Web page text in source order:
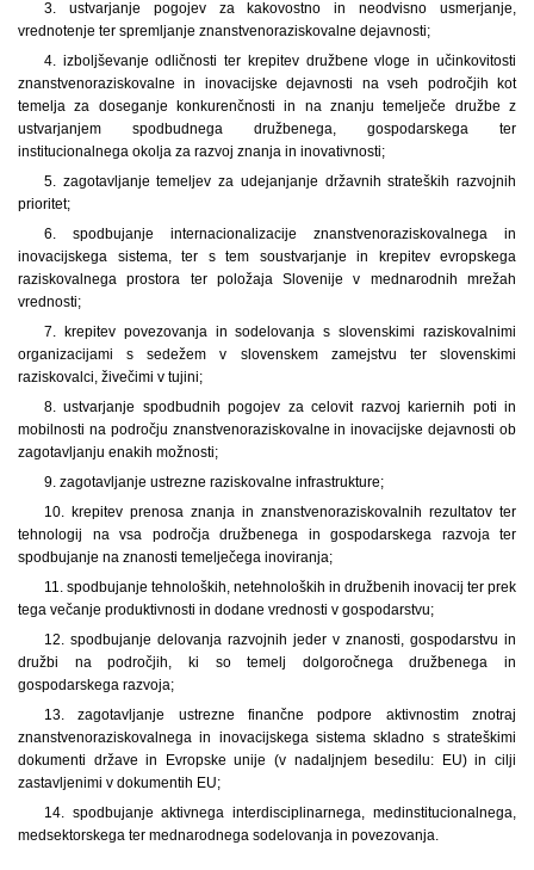
3. ustvarjanje pogojev za kakovostno in neodvisno usmerjanje,
vrednotenje ter spremljanje znanstvenoraziskovalne dejavnosti;
4. izboljševanje odličnosti ter krepitev družbene vloge in učinkovitosti
znanstvenoraziskovalne in inovacijske dejavnosti na vseh področjih kot
temelja za doseganje konkurenčnosti in na znanju temelječe družbe z
ustvarjanjem spodbudnega družbenega, gospodarskega ter
institucionalnega okolja za razvoj znanja in inovativnosti;
5. zagotavljanje temeljev za udejanjanje državnih strateških razvojnih
prioritet;
6. spodbujanje internacionalizacije znanstvenoraziskovalnega in
inovacijskega sistema, ter s tem soustvarjanje in krepitev evropskega
raziskovalnega prostora ter položaja Slovenije v mednarodnih mrežah
vrednosti;
7. krepitev povezovanja in sodelovanja s slovenskimi raziskovalnimi
organizacijami s sedežem v slovenskem zamejstvu ter slovenskimi
raziskovalci, živečimi v tujini;
8. ustvarjanje spodbudnih pogojev za celovit razvoj kariernih poti in
mobilnosti na področju znanstvenoraziskovalne in inovacijske dejavnosti ob
zagotavljanju enakih možnosti;
9. zagotavljanje ustrezne raziskovalne infrastrukture;
10. krepitev prenosa znanja in znanstvenoraziskovalnih rezultatov ter
tehnologij na vsa področja družbenega in gospodarskega razvoja ter
spodbujanje na znanosti temelječega inoviranja;
11. spodbujanje tehnoloških, netehnoloških in družbenih inovacij ter prek
tega večanje produktivnosti in dodane vrednosti v gospodarstvu;
12. spodbujanje delovanja razvojnih jeder v znanosti, gospodarstvu in
družbi na področjih, ki so temelj dolgoročnega družbenega in
gospodarskega razvoja;
13. zagotavljanje ustrezne finančne podpore aktivnostim znotraj
znanstvenoraziskovalnega in inovacijskega sistema skladno s strateškimi
dokumenti države in Evropske unije (v nadaljnjem besedilu: EU) in cilji
zastavljenimi v dokumentih EU;
14. spodbujanje aktivnega interdisciplinarnega, medinstitucionalnega,
medsektorskega ter mednarodnega sodelovanja in povezovanja.